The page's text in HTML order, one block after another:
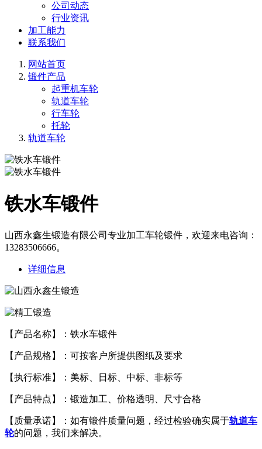
公司动态
行业资讯
加工能力
联系我们
网站首页
锻件产品
起重机车轮
轨道车轮
行车轮
托轮
轨道车轮
铁水车锻件
山西永鑫生锻造有限公司专业加工车轮锻件，欢迎来电咨询：
13283506666。
详细信息
【产品名称】：铁水车锻件
【产品规格】：可按客户所提供图纸及要求
【执行标准】：美标、日标、中标、非标等
【产品特点】：锻造加工、价格透明、尺寸合格
【质量承诺】：如有锻件质量问题，经过检验确实属于轨道车
轮的问题，我们来解决。